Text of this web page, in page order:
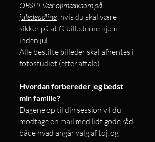
OBS!!! Vær opmærksom på
juledeadline, hvis du skal være
sikker på at få billederne hjem
inden jul.
Alle bestilte billeder skal afhentes i
fotostudiet (efter aftale).
Hvordan forbereder jeg bedst
min familie?
Dagene op til din session vil du
modtage en mail med lidt gode råd
både hvad angår valg af tøj, og